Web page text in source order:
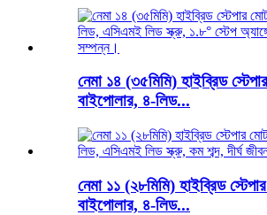
নেমা ১৪ (৩৫মিমি) হাইব্রিড
বাইপোলার, ৪-লিড...
নেমা ১১ (২৮মিমি) হাইব্রিড
বাইপোলার, ৪-লিড...